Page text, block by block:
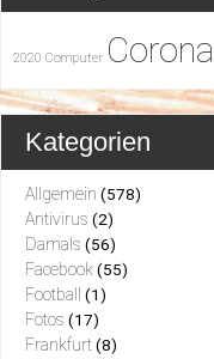
2020 Computer Corona
Kategorien
Allgemein (578)
Antivirus (2)
Damals (56)
Facebook (55)
Football (1)
Fotos (17)
Frankfurt (8)